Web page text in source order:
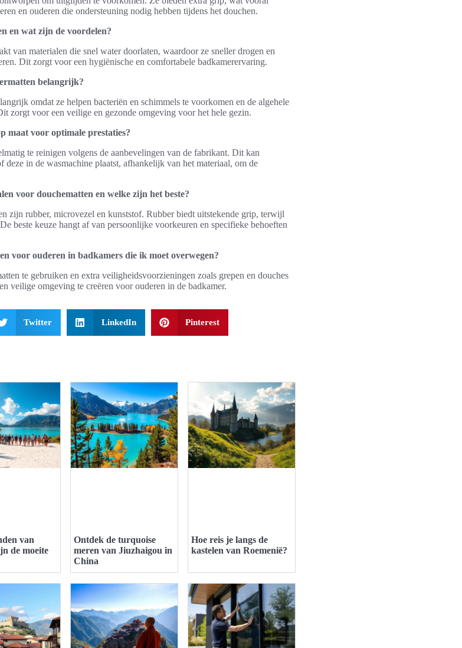
en ouderen die ondersteuning nodig hebben tijdens het douchen.
en wat zijn de voordelen?
van materialen die snel water doorlaten, waardoor ze sneller drogen en
Dit zorgt voor een hygiënische en comfortabele badkamerervaring.
belangrijk?
omdat ze helpen bacteriën en schimmels te voorkomen en de algehele
zorgt voor een veilige en gezonde omgeving voor het hele gezin.
maat voor optimale prestaties?
te reinigen volgens de aanbevelingen van de fabrikant. Dit kan
deze in de wasmachine plaatst, afhankelijk van het materiaal, om de
voor douchematten en welke zijn het beste?
zijn rubber, microvezel en kunststof. Rubber biedt uitstekende grip, terwijl
beste keuze hangt af van persoonlijke voorkeuren en specifieke behoeften
voor ouderen in badkamers die ik moet overwegen?
te gebruiken en extra veiligheidsvoorzieningen zoals grepen en douches
veilige omgeving te creëren voor ouderen in de badkamer.
Twitter LinkedIn Pinterest
van
de moeite
Ontdek de turquoise
meren van Jiuzhaigou in
China
Hoe reis je langs de
kastelen van Roemenië?